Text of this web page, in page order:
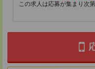
この求人は応募が集まり次